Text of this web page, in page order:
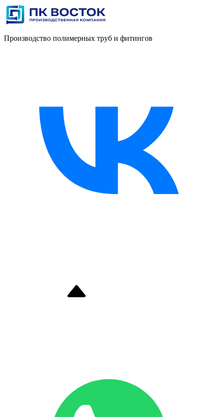
Производство полимерных труб и фитингов